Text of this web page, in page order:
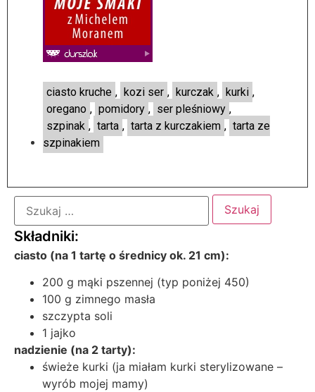
ciasto kruche , kozi ser , kurczak , kurki ,
oregano , pomidory , ser pleśniowy ,
szpinak , tarta , tarta z kurczakiem , tarta ze
szpinakiem
ciasto (na 1 tartę o średnicy ok. 21 cm):
200 g mąki pszennej (typ poniżej 450)
100 g zimnego masła
szczypta soli
1 jajko
nadzienie (na 2 tarty):
świeże kurki (ja miałam kurki sterylizowane –
wyrób mojej mamy)